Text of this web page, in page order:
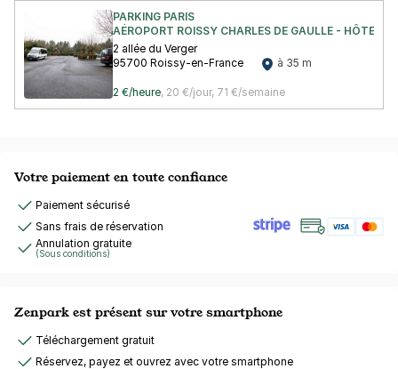
PARKING PARIS
AÉROPORT ROISSY CHARLES DE GAULLE - HÔTEL
2 allée du Verger
95700 Roissy-en-France
à 35 m
2 €/heure, 20 €/jour, 71 €/semaine
Votre paiement en toute confiance
Paiement sécurisé
Sans frais de réservation
Annulation gratuite
(Sous conditions)
Zenpark est présent sur votre smartphone
Téléchargement gratuit
Réservez, payez et ouvrez avec votre smartphone